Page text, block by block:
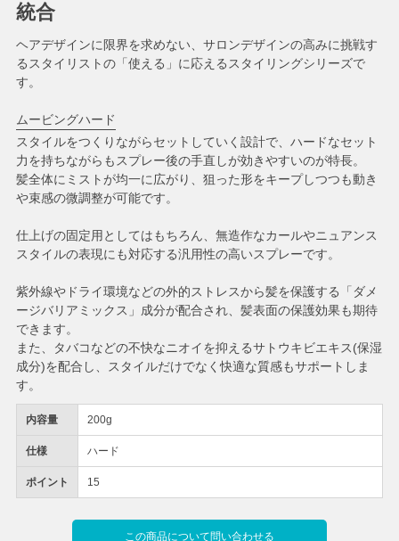
内容量 200g
仕様 ハード
ポイント 15
この商品について問い合わせる
統合
ヘアデザインに限界を求めない、サロンデザインの高みに挑戦す
るスタイリストの「使える」に応えるスタイリングシリーズで
す。
ムービングハード
スタイルをつくりながらセットしていく設計で、ハードなセット
力を持ちながらもスプレー後の手直しが効きやすいのが特長。
髪全体にミストが均一に広がり、狙った形をキープしつつも動き
や束感の微調整が可能です。
仕上げの固定用としてはもちろん、無造作なカールやニュアンス
スタイルの表現にも対応する汎用性の高いスプレーです。
紫外線やドライ環境などの外的ストレスから髪を保護する「ダメ
ージバリアミックス」成分が配合され、髪表面の保護効果も期待
できます。
また、タバコなどの不快なニオイを抑えるサトウキビエキス(保湿
成分)を配合し、スタイルだけでなく快適な質感もサポートしま
す。